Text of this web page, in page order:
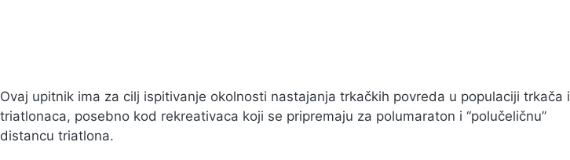
Ovaj upitnik ima za cilj ispitivanje okolnosti nastajanja trkačkih povreda u populaciji trkača i
triatlonaca, posebno kod rekreativaca koji se pripremaju za polumaraton i “polučeličnu”
distancu triatlona.